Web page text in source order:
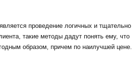
проведение логичных и тщательно
такие методы дадут понять ему, что
образом, причем по наилучшей цене.